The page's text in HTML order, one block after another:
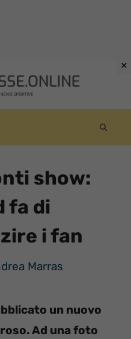
show:
fa di
i fan
Marras
un nuovo
Ad una foto